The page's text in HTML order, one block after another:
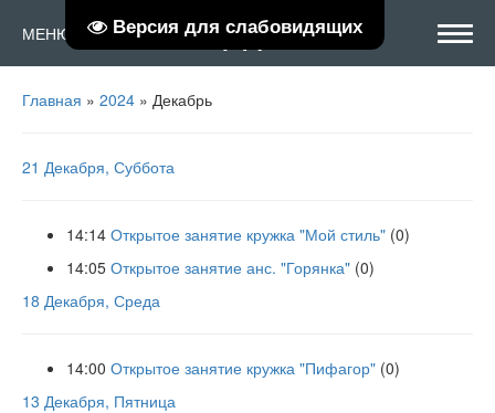
Версия для слабовидящих
РЦТДиЮ
МЕНЮ
Главная » 2024 » Декабрь
21 Декабря, Суббота
14:14 Открытое занятие кружка "Мой стиль" (0)
14:05 Открытое занятие анс. "Горянка" (0)
18 Декабря, Среда
14:00 Открытое занятие кружка "Пифагор" (0)
13 Декабря, Пятница